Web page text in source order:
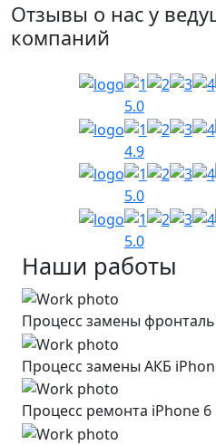
Отзывы о нас у
компаний
5.0
4.9
5.0
5.0
Наши работы
Процесс замены
Процесс замены АКБ
Процесс ремонта iPhone 6